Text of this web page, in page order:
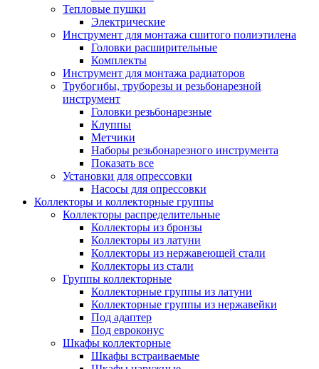
Тепловые пушки
Электрические
Инструмент для монтажа сшитого полиэтилена
Головки расширительные
Комплекты
Инструмент для монтажа радиаторов
Трубогибы, труборезы и резьбонарезной
инструмент
Головки резьбонарезные
Клуппы
Метчики
Наборы резьбонарезного инструмента
Показать все
Установки для опрессовки
Насосы для опрессовки
Коллекторы и коллекторные группы
Коллекторы распределительные
Коллекторы из бронзы
Коллекторы из латуни
Коллекторы из нержавеющей стали
Коллекторы из стали
Группы коллекторные
Коллекторные группы из латуни
Коллекторные группы из нержавейки
Под адаптер
Под евроконус
Шкафы коллекторные
Шкафы встраиваемые